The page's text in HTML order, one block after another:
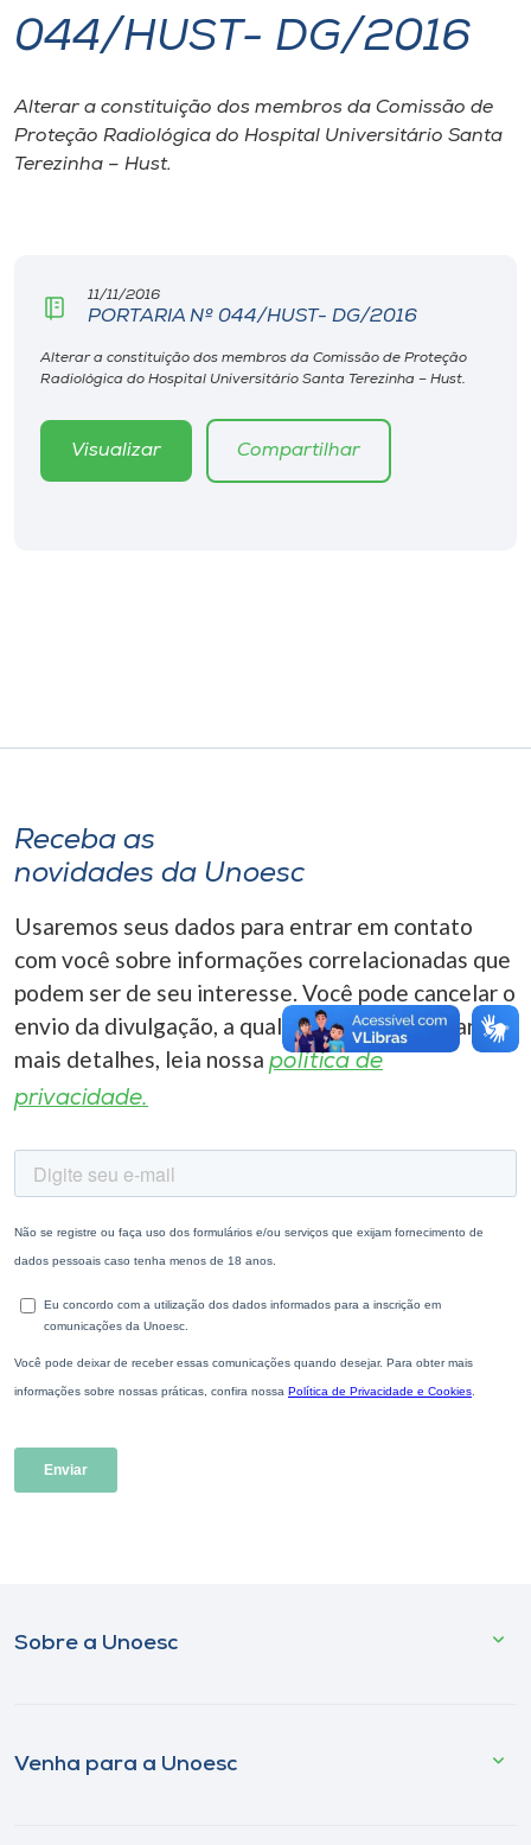
I.nova
Diplomados
Rádio
A+
044/HUST- DG/2016
Alterar a constituição dos membros da Comissão de
Proteção Radiológica do Hospital Universitário Santa
Terezinha – Hust.
11/11/2016
PORTARIA Nº 044/HUST- DG/2016
Alterar a constituição dos membros da Comissão de Proteção
Radiológica do Hospital Universitário Santa Terezinha – Hust.
Visualizar Compartilhar
Receba as
novidades da Unoesc
Usaremos seus dados para entrar em contato
com você sobre informações correlacionadas que
podem ser de seu interesse. Você pode cancelar o
envio da divulgação, a qualquer momento. Para
mais detalhes, leia nossa política de
privacidade.
Sobre a Unoesc
Venha para a Unoesc